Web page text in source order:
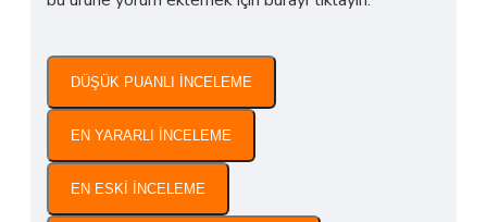
DÜŞÜK PUANLI INCELEME
EN YARARLI İNCELEME
EN ESKI INCELEME